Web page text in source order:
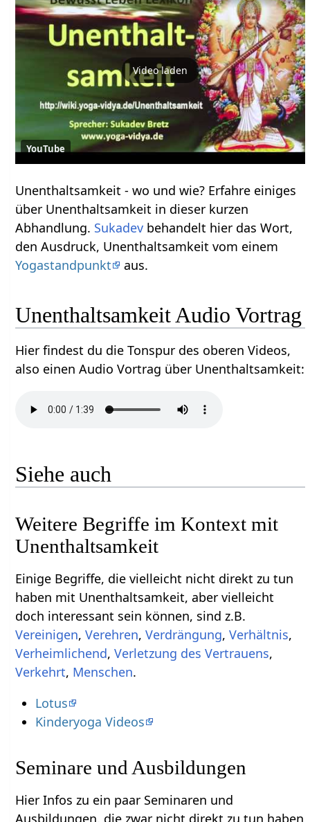
Video laden
YouTube
Unenthaltsamkeit‏‎ - wo und wie? Erfahre einiges
über Unenthaltsamkeit‏‎ in dieser kurzen
Abhandlung. Sukadev behandelt hier das Wort,
den Ausdruck, Unenthaltsamkeit‏‎ vom einem
Yogastandpunkt
aus.
Unenthaltsamkeit‏‎ Audio Vortrag
Hier findest du die Tonspur des oberen Videos,
also einen Audio Vortrag über Unenthaltsamkeit‏‎:
Siehe auch
Weitere Begriffe im Kontext mit
Einige Begriffe, die vielleicht nicht direkt zu tun
haben mit Unenthaltsamkeit‏‎, aber vielleicht
doch interessant sein können, sind z.B.
, , ,
,
,
,
, Menschen.
Lotus
Kinderyoga Videos
Seminare und Ausbildungen
Hier Infos zu ein paar Seminaren und
Ausbildungen, die zwar nicht direkt zu tun haben